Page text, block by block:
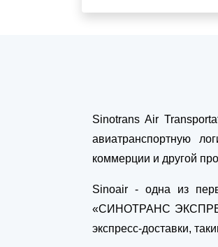
Sinotrans Air
авиатранспортную
коммерции и другой
Sinoair - одна из
«СИНОТРАНС
экспресс-доставки,